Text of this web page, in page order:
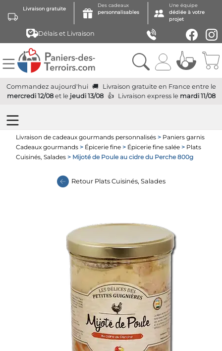
Livraison gratuite
Des cadeaux
personnalisables
Une équipe
dédiée à votre
projet
Délais et Livraison
Commandez aujourd'hui Livraison gratuite en France entre le
mercredi 12/08et le jeudi 13/08 Livraison expressle mardi 11/08
Livraison de cadeaux gourmands personnalisés > Paniers garnis
Cadeaux gourmands > Épicerie fine > Épicerie fine salée > Plats
Cuisinés, Salades > Mijoté de Poule au cidre du Perche 800g
RetourPlats Cuisinés, Salades